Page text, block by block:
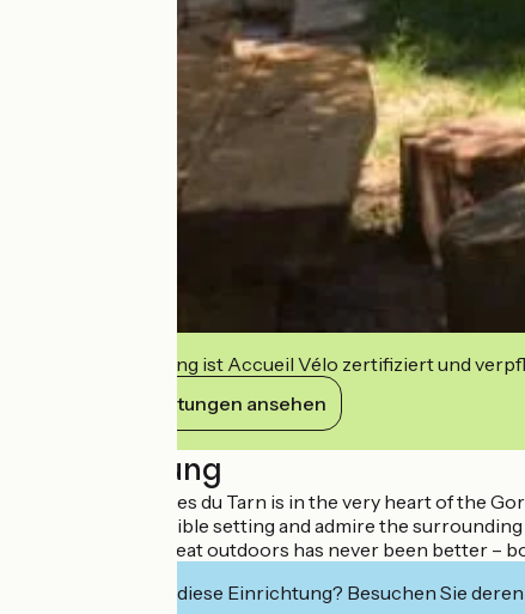
Diese Einrichtung ist Accueil Vélo zertifiziert und
Ihre Verpflichtungen ansehen
Beschreibung
Camping les Gorges du Tarn is in the very heart of the
Bask in the incredible setting and admire the
Camping in the great outdoors has never been better –
Interessiert Sie diese Einrichtung? Besuchen Sie